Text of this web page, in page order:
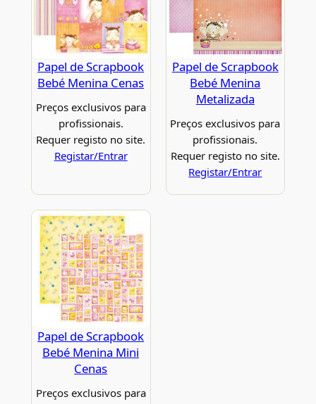
Papel de Scrapbook
Bebé Menina Cenas
Preços exclusivos para
profissionais.
Requer registo no site.
Registar/Entrar
Papel de Scrapbook
Bebé Menina
Metalizada
Preços exclusivos para
profissionais.
Requer registo no site.
Registar/Entrar
Papel de Scrapbook
Bebé Menina Mini
Cenas
Preços exclusivos para